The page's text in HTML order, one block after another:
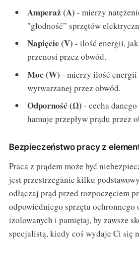
Amperaż (A) - mierzy
"głodność” sprzętów
Napięcie (V) - ilość energii,
przenosi przez obwód.
Moc (W) - mierzy ilość
wytwarzanej przez obwód.
Odporność (Ω) - cecha
hamuje przepływ prądu przez
Bezpieczeństwo pracy z
Praca z prądem może być
jest przestrzeganie kilku
odłączaj prąd przed rozpoczęciem
odpowiedniego sprzętu ochronnego
izolowanych i pamiętaj, by zawsze
specjalistą, kiedy coś wydaje Ci się